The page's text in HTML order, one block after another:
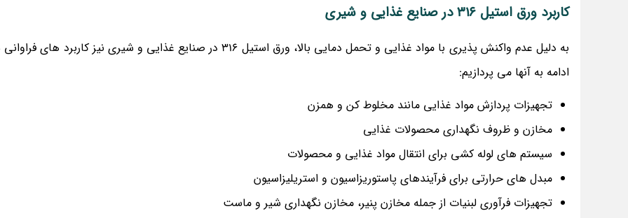
کاربرد ورق استیل 316 در صنایع غذایی و شیری
به دلیل عدم واکنش پذیری با مواد غذایی و تحمل دمایی بالا، ورق استیل 316 در صنایع غذایی و شیری نیز کاربرد
ادامه به آنها می پردازیم:
تجهیزات پردازش مواد غذایی مانند مخلوط کن و همزن
مخازن و ظروف نگهداری محصولات غذایی
سیستم های لوله کشی برای انتقال مواد غذایی و محصولات
مبدل های حرارتی برای فرآیندهای پاستوریزاسیون و استریلیزاسیون
تجهیزات فرآوری لبنیات از جمله مخازن پنیر، مخازن نگهداری شیر و ماست